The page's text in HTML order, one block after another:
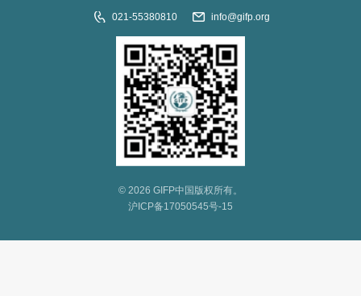
021-55380810 info@gifp.org
© 2026 GIFP中国版权所有。
沪ICP备17050545号-15